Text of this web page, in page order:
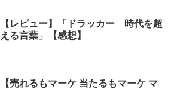
【レビュー】「ドラッカー 時代を超
える言葉」【感想】
【売れるもマーケ 当たるもマーケ マ